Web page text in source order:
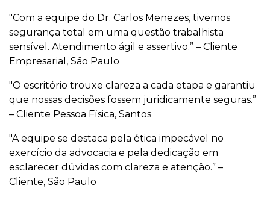
"Com a equipe do Dr. Carlos Menezes, tivemos
segurança total em uma questão trabalhista
sensível. Atendimento ágil e assertivo.” – Cliente
Empresarial, São Paulo
"O escritório trouxe clareza a cada etapa e garantiu
que nossas decisões fossem juridicamente seguras.”
– Cliente Pessoa Física, Santos
"A equipe se destaca pela ética impecável no
exercício da advocacia e pela dedicação em
esclarecer dúvidas com clareza e atenção.” –
Cliente, São Paulo